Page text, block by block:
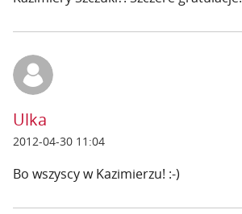
Ulka
2012-04-30 11:04
Bo wszyscy w Kazimierzu! :-)